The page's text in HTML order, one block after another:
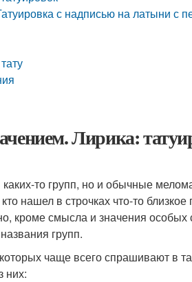
с надписью на латыни с
Лирика:
то групп, но и обычные
нашел в строчках что-то
кроме смысла и значения особых
групп.
чаще всего спрашивают в
них: